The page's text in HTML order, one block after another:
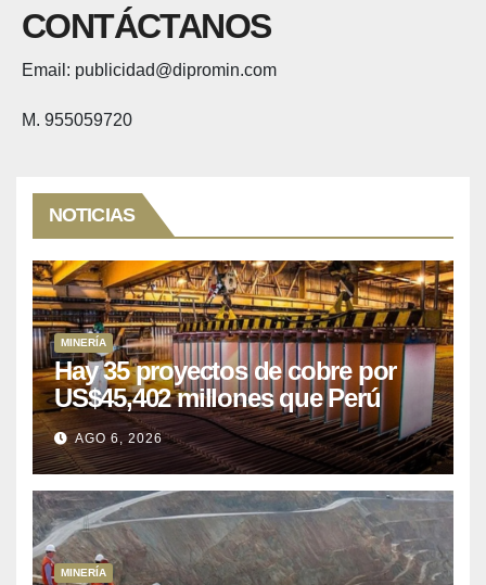
CONTÁCTANOS
Email: publicidad@dipromin.com
M. 955059720
NOTICIAS
MINERÍA
Hay 35 proyectos de cobre por
US$45,402 millones que Perú
puede aprovechar
AGO 6, 2026
MINERÍA